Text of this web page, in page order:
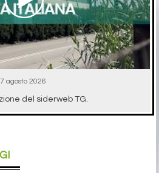
7 agosto 2026
del siderweb TG.